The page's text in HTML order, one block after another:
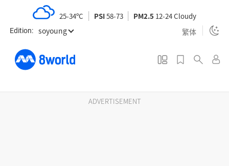
Edition: soyoung 繁体
25-34ºC PSI58-73 PM2.5 12-24 Cloudy
ADVERTISEMENT